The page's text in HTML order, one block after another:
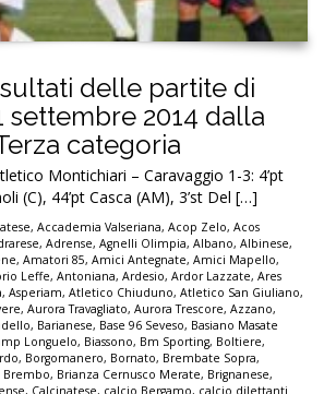
delle partite di
settembre 2014 dalla
categoria
Montichiari – Caravaggio 1-3: 4’pt
(C), 44’pt Casca (AM), 3’st Del […]
, Accademia Valseriana, Acop Zelo, Acos
, Adrense, Agnelli Olimpia, Albano, Albinese,
, Amatori 85, Amici Antegnate, Amici Mapello,
Leffe, Antoniana, Ardesio, Ardor Lazzate, Ares
, Asperiam, Atletico Chiuduno, Atletico San Giuliano,
, Aurora Travagliato, Aurora Trescore, Azzano,
, Barianese, Base 96 Seveso, Basiano Masate
Longuelo, Biassono, Bm Sporting, Boltiere,
, Borgomanero, Bornato, Brembate Sopra,
Brembo, Brianza Cernusco Merate, Brignanese,
, Calcinatese, calcio Bergamo, calcio dilettanti